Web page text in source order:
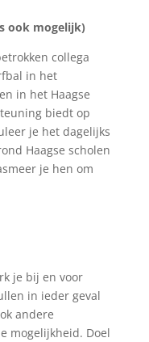
ook mogelijk)
collega
in het
in het Haagse
biedt op
je het dagelijks
Haagse scholen
je hen om
je bij en voor
in ieder geval
andere
mogelijkheid. Doel